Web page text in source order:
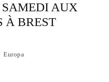
SAMEDI AUX
À BREST
Europa